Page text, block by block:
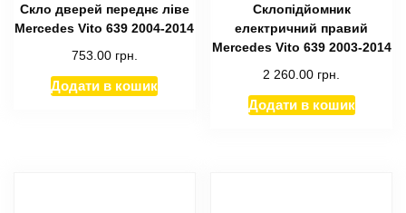
Скло дверей переднє ліве
Mercedes Vito 639 2004-2014
753.00 грн.
Додати в кошик
Склопідйомник
електричний правий
Mercedes Vito 639 2003-2014
2 260.00 грн.
Додати в кошик